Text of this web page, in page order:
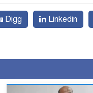
Digg Linkedin